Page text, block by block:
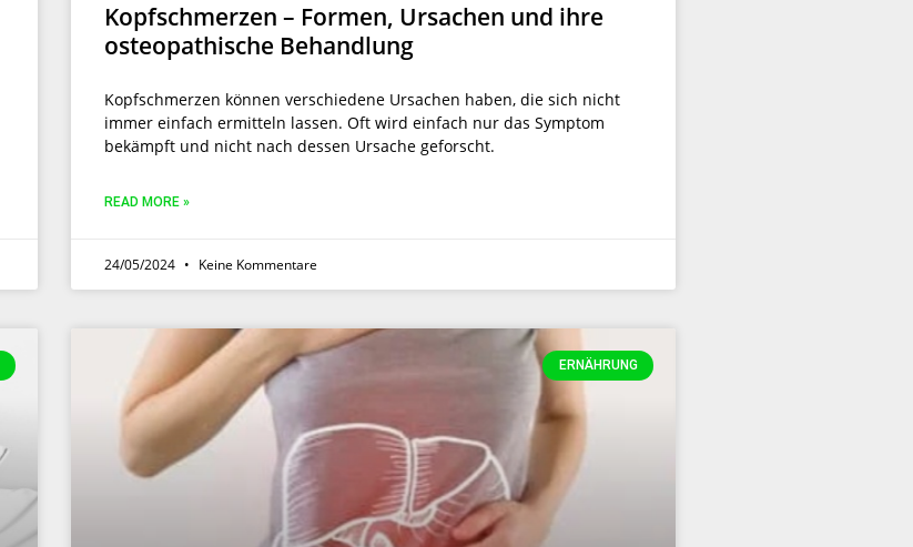
Kopfschmerzen – Formen, Ursachen und ihre
osteopathische Behandlung
Kopfschmerzen können verschiedene Ursachen haben, die sich nicht
immer einfach ermitteln lassen. Oft wird einfach nur das Symptom
bekämpft und nicht nach dessen Ursache geforscht.
READ MORE »
24/05/2024 Keine Kommentare
ERNÄHRUNG